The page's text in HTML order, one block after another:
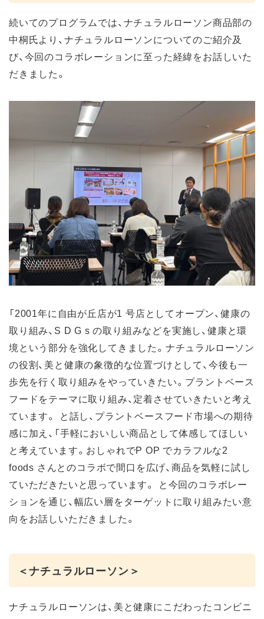
続いてのプログラムでは、ナチュラルローソン商品部の
中桐氏より、ナチュラルローソンについてのご紹介及
び、今回のコラボレーションに至った経緯をお話しいた
だきました。
「2001年に自由が丘店が1 号店としてオープン、健康の
取り組み、S D G s の取り組みなどを実施し、健康と環
境という部分を強化してきました。ナチュラルローソン
の役割、美と健康の象徴的な位置づけとして、今後も一
歩先を行く取り組みをやっていきたい。プラントベース
フードをテーマに取り組み、定着させていきたいと考え
ています。 と話し、プラントベースフード市場への期待
感に加え、「手軽においしい商品として体感してほしい
と考えています。おしゃれでP OP でカラフルな2
foods さんとのコラボで間口を広げ、商品を気軽に試し
ていただきたいと思っています。 と今回のコラボレー
ションを通じ、幅広い層をターゲットに取り組みたい意
向をお話しいただきました。
＜ナチュラルローソン＞
ナチュラルローソンは、美と健康にこだわったコンビニ